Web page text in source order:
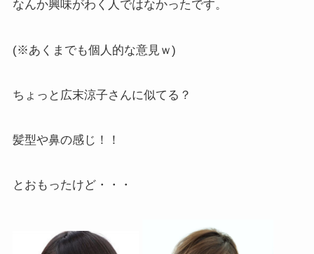
なんか興味がわく人ではなかったです。
(※あくまでも個人的な意見ｗ)
ちょっと広末涼子さんに似てる？
髪型や鼻の感じ！！
とおもったけど・・・